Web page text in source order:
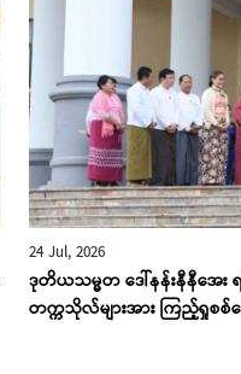
24 Jul, 2026
ဒုတိယသမ္မတ ဒေါ်နန်းနီနီအေ
တက္ကသိုလ်များအား ကြည့်ရှုစစ်